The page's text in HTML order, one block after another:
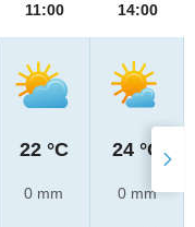
11:00
22 °C
0 mm
14:00
24 °C
0 mm